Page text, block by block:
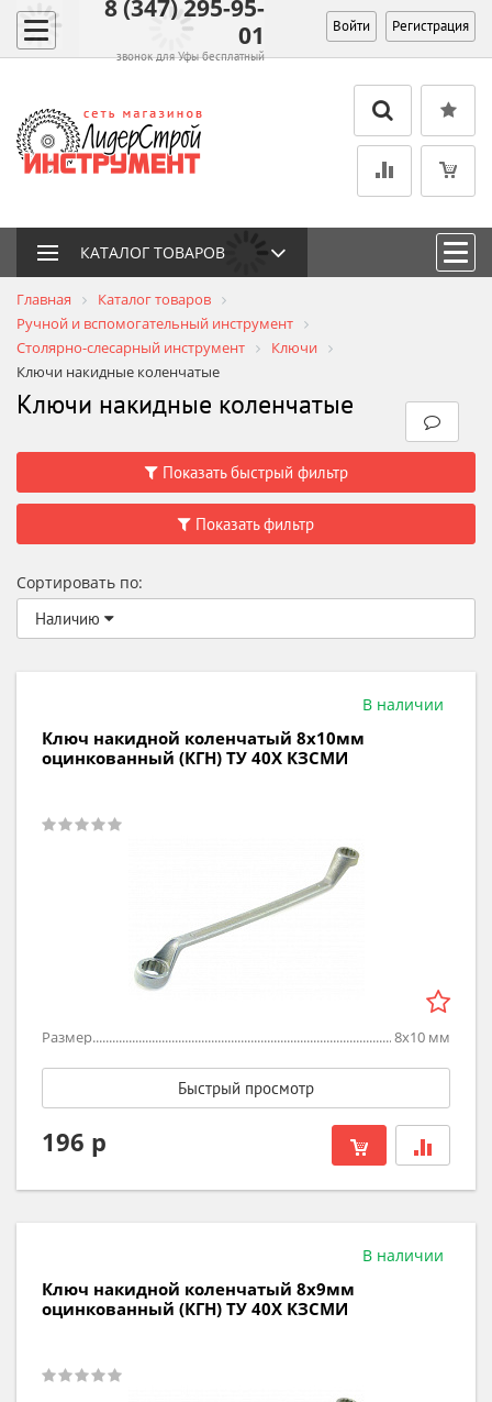
8 (347) 295-95-
01
звонок для Уфы бесплатный
Войти Регистрация
КАТАЛОГ ТОВАРОВ
Главная
Каталог товаров
Ручной и вспомогательный инструмент
Столярно-слесарный инструмент
Ключи
Ключи накидные коленчатые
Ключи накидные коленчатые
Показать быстрый фильтр
Показать фильтр
Сортировать по:
Наличию
В наличии
Ключ накидной коленчатый 8х10мм
оцинкованный (КГН) ТУ 40Х КЗСМИ
Размер 8х10 мм
Быстрый просмотр
196 р
В наличии
Ключ накидной коленчатый 8х9мм
оцинкованный (КГН) ТУ 40Х КЗСМИ